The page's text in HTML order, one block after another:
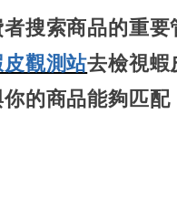
搜索商品的重
皮觀測站去檢視蝦
的商品能夠匹